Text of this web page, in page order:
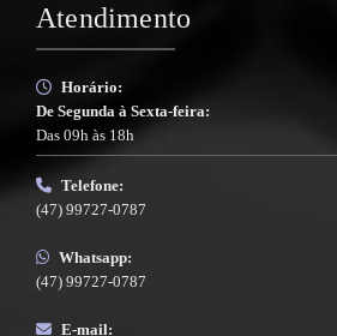
Atendimento
Horário:
De Segunda à Sexta-feira:
Das 09h às 18h
Telefone:
(47) 99727-0787
Whatsapp:
(47) 99727-0787
E-mail: